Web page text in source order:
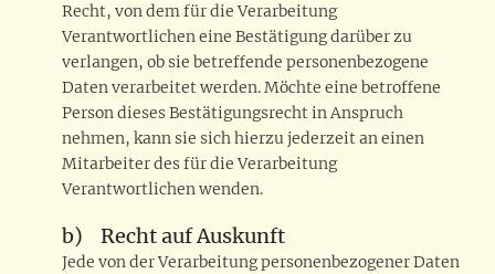
Recht, von dem für die Verarbeitung
Verantwortlichen eine Bestätigung darüber zu
verlangen, ob sie betreffende personenbezogene
Daten verarbeitet werden. Möchte eine betroffene
Person dieses Bestätigungsrecht in Anspruch
nehmen, kann sie sich hierzu jederzeit an einen
Mitarbeiter des für die Verarbeitung
Verantwortlichen wenden.
b) Recht auf Auskunft
Jede von der Verarbeitung personenbezogener Daten